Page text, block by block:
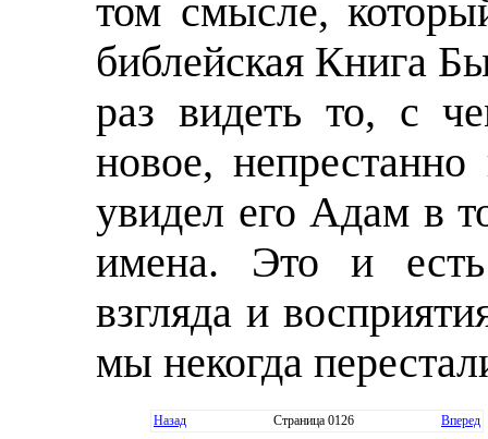
том смысле,
библейская Книга
раз видеть то, с
новое,
увидел его Адам в
имена. Это и
взгляда и
мы некогда
Назад Страница 0126 Вперед